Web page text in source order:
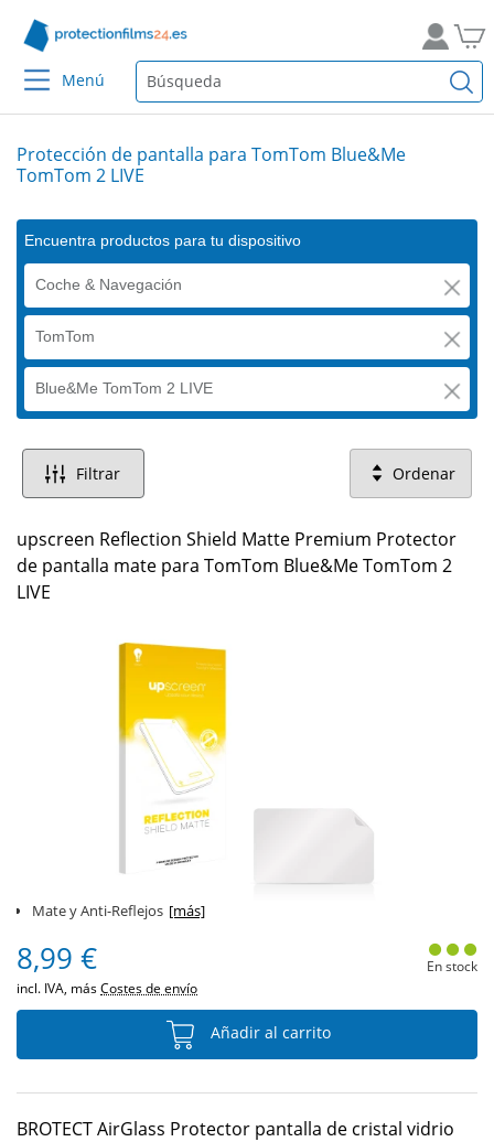
Menú
Protección de pantalla para TomTom Blue&Me
TomTom 2 LIVE
Encuentra productos para tu dispositivo
Coche & Navegación
TomTom
Blue&Me TomTom 2 LIVE
Filtrar Ordenar
upscreen Reflection Shield Matte Premium Protector
de pantalla mate para TomTom Blue&Me TomTom 2
LIVE
Mate y Anti-Reflejos [más]
8,99 €
incl. IVA, másCostes de envío
En stock
Añadir al carrito
BROTECT AirGlass Protector pantalla de cristal vidrio